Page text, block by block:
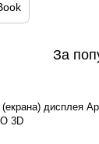
За
(екрана) дисплея
3D